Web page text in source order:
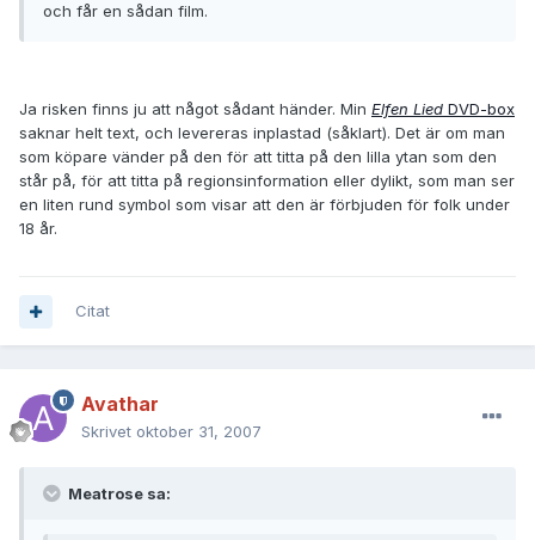
och får en sådan film.
Ja risken finns ju att något sådant händer. Min Elfen Lied DVD-box
saknar helt text, och levereras inplastad (såklart). Det är om man
som köpare vänder på den för att titta på den lilla ytan som den
står på, för att titta på regionsinformation eller dylikt, som man ser
en liten rund symbol som visar att den är förbjuden för folk under
18 år.
Citat
Avathar
Skrivet oktober 31, 2007
Meatrose sa: